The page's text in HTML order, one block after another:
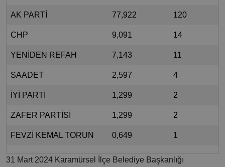
AK PARTİ 77,922 120
CHP 9,091 14
YENİDEN REFAH 7,143 11
SAADET 2,597 4
İYİ PARTİ 1,299 2
ZAFER PARTİSİ 1,299 2
FEVZİ KEMAL TORUN 0,649 1
31 Mart 2024 Karamürsel İlçe Belediye Başkanlığı